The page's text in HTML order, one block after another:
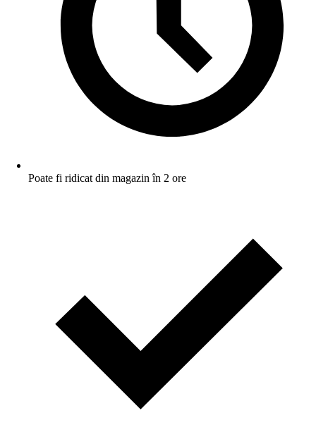
Poate fi ridicat din magazin în 2 ore